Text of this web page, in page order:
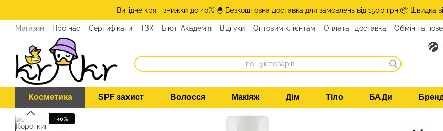
Перейти до основного контентуВигідне кря - знижки до 40% 🐣 Безкоштовна доставка для замовлень від 1500 грн 📦 Швидка
Магазин Про нас Сертифікати ТЗК Б'юті Академія Відгуки Оптовим клієнтам Оплата і доставка Обмін та
Програма лояльності
Косметика SPF захист Волосся Макіяж Дім Тіло БАДи
−40%